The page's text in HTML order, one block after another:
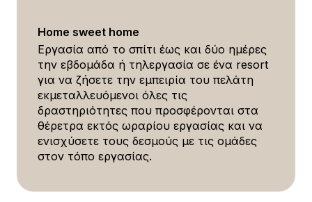
Home sweet home
Εργασία από το σπίτι έως και δύο ημέρες
την εβδομάδα ή τηλεργασία σε ένα resort
για να ζήσετε την εμπειρία του πελάτη
εκμεταλλευόμενοι όλες τις
δραστηριότητες που προσφέρονται στα
θέρετρα εκτός ωραρίου εργασίας και να
ενισχύσετε τους δεσμούς με τις ομάδες
στον τόπο εργασίας.